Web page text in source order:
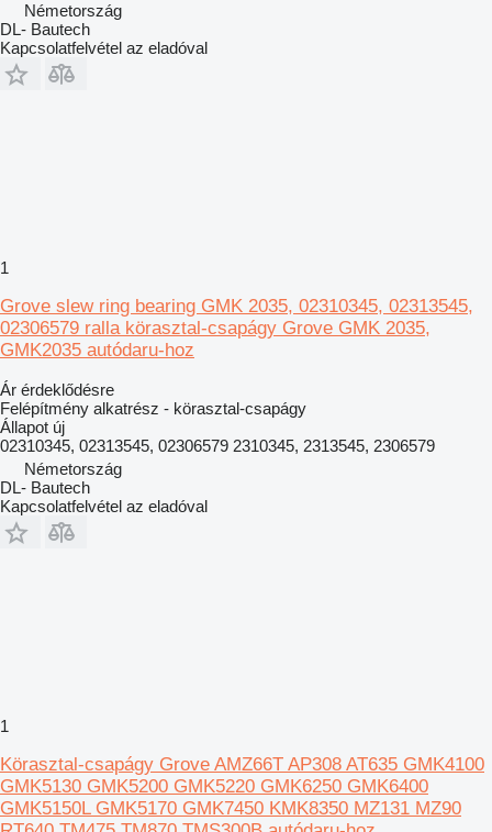
Németország
DL- Bautech
Kapcsolatfelvétel az eladóval
1
Grove slew ring bearing GMK 2035, 02310345, 02313545,
02306579 ralla körasztal-csapágy Grove GMK 2035,
GMK2035 autódaru-hoz
Ár érdeklődésre
Felépítmény alkatrész - körasztal-csapágy
Állapot új
02310345, 02313545, 02306579 2310345, 2313545, 2306579
Németország
DL- Bautech
Kapcsolatfelvétel az eladóval
1
Körasztal-csapágy Grove AMZ66T AP308 AT635 GMK4100
GMK5130 GMK5200 GMK5220 GMK6250 GMK6400
GMK5150L GMK5170 GMK7450 KMK8350 MZ131 MZ90